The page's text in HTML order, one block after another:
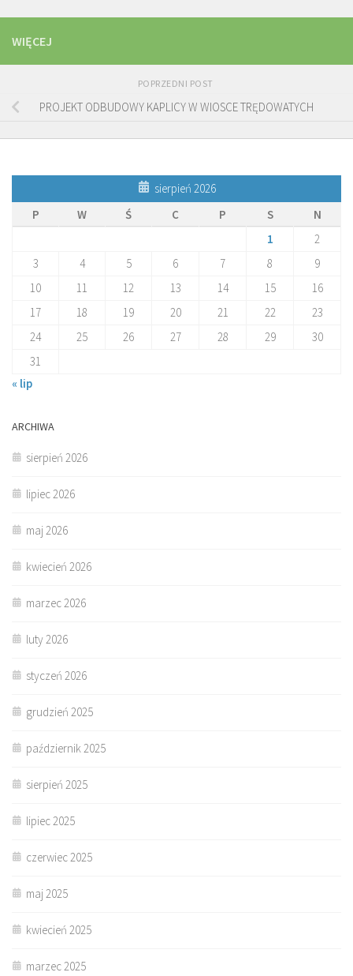
WIĘCEJ
POPRZEDNI POST
PROJEKT ODBUDOWY KAPLICY W WIOSCE TRĘDOWATYCH
sierpień 2026
P
W Ś C P S
N
1
2
3
4 5 6 7 8
9
10
11 12 13 14 15
16
17
18 19 20 21 22
23
24
25 26 27 28 29
30
31
« lip
ARCHIWA
sierpień 2026
lipiec 2026
maj 2026
kwiecień 2026
marzec 2026
luty 2026
styczeń 2026
grudzień 2025
październik 2025
sierpień 2025
lipiec 2025
czerwiec 2025
maj 2025
kwiecień 2025
marzec 2025